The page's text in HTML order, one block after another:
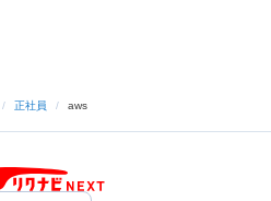
/ 正社員 / aws